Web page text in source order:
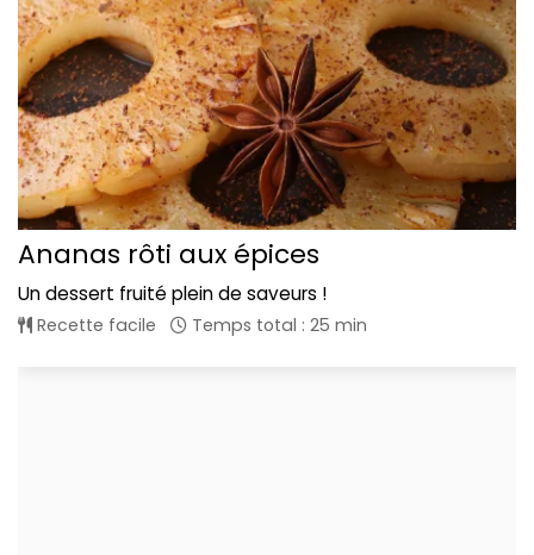
Ananas rôti aux épices
Un dessert fruité plein de saveurs !
Recette facile Temps total : 25 min